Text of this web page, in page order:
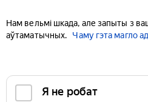
Нам вельмі шкада, але запыты з
аўтаматычных.
Чаму гэта магло
Я не робат